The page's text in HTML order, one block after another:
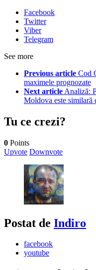
Facebook
Twitter
Viber
Telegram
See more
Previous article Cod
maximele prognozate
Next article Analiză:
Moldova este similară
Tu ce crezi?
0 Points
Upvote Downvote
Postat de Indiro
facebook
youtube